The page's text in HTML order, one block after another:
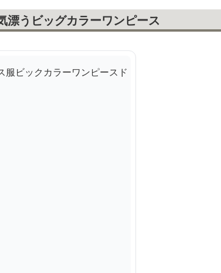
漂うビッグカラーワンピース